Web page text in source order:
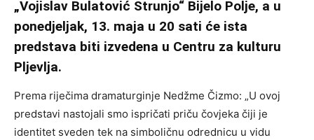
„Vojislav Bulatović Strunjo“ Bijelo Polje, a u
ponedjeljak, 13. maja u 20 sati će ista
predstava biti izvedena u Centru za kulturu
Pljevlja.
Prema riječima dramaturginje Nedžme Čizmo: „U ovoj
predstavi nastojali smo ispričati priču čovjeka čiji je
identitet sveden tek na simboličnu odrednicu u vidu